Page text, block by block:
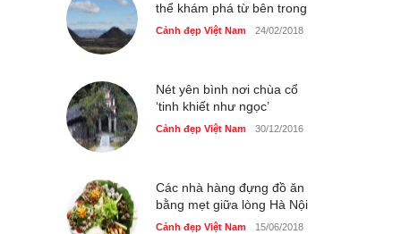
thể khám phá từ bên trong
Cảnh đẹp Việt Nam 24/02/2018
Nét yên bình nơi chùa cổ
‘tinh khiết như ngọc’
Cảnh đẹp Việt Nam 30/12/2016
Các nhà hàng đựng đồ ăn
bằng mẹt giữa lòng Hà Nội
Cảnh đẹp Việt Nam 15/06/2018